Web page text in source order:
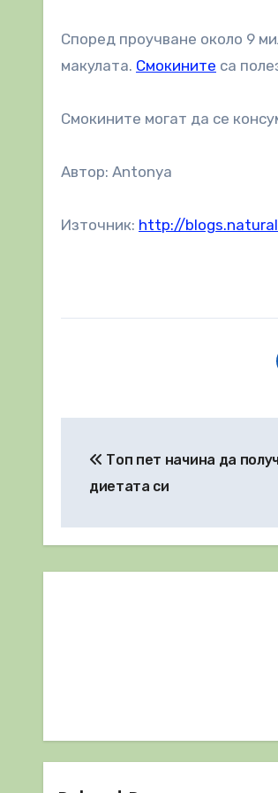
Според проучване около 9
макулата. Смокините са
Смокините могат да се
Автор: Antonya
Източник: http://
Топ пет начина да
диетата си